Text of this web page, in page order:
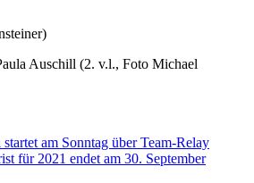
Auschill (2. v.l., Foto Michael
am Sonntag über Team-Relay
für 2021 endet am 30. September